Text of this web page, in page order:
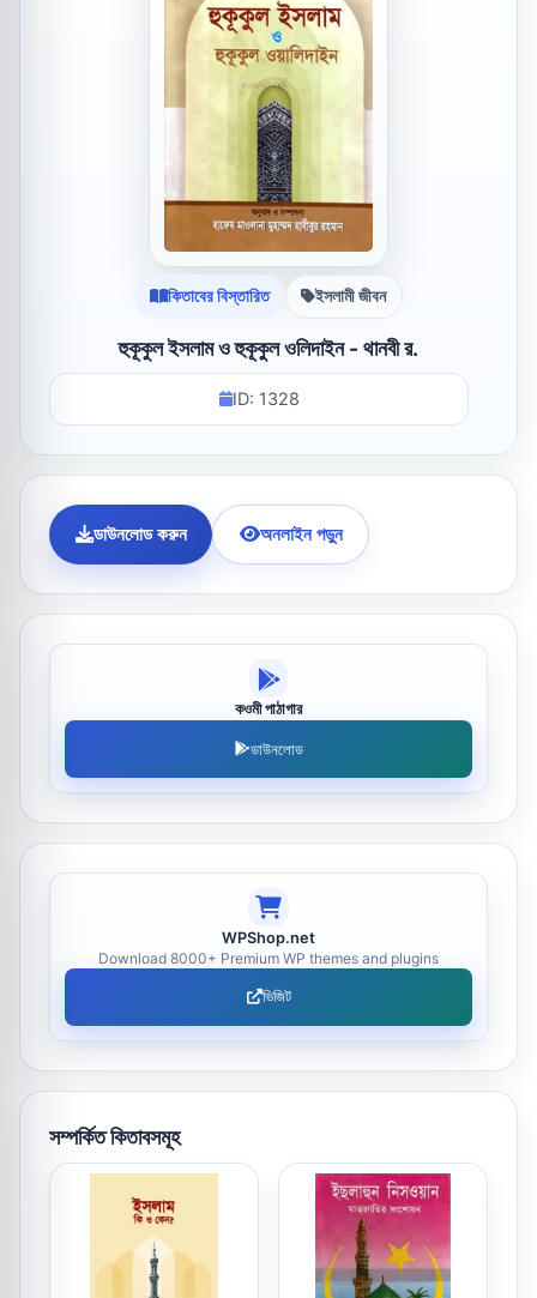
কিতাবের বিস্তারিত ইসলামী জীবন
হুকূকুল ইসলাম ও হুকূকুল ওলিদাইন - থানবী র.
ID: 1328
ডাউনলোড করুন অনলাইন পড়ুন
কওমী পাঠাগার
ডাউনলোড
WPShop.net
Download 8000+ Premium WP themes and plugins
ভিজিট
সম্পর্কিত কিতাবসমূহ